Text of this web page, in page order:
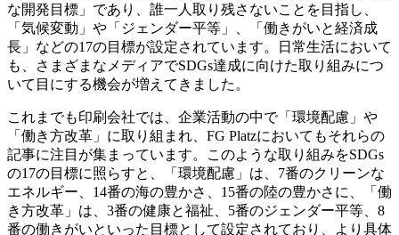
な開発目標」であり、誰一人取り残さないことを目指し、
「気候変動」や「ジェンダー平等」、「働きがいと経済成
長」などの17の目標が設定されています。日常生活において
も、さまざまなメディアでSDGs達成に向けた取り組みにつ
いて目にする機会が増えてきました。
これまでも印刷会社では、企業活動の中で「環境配慮」や
「働き方改革」に取り組まれ、FG Platzにおいてもそれらの
記事に注目が集まっています。このような取り組みをSDGs
の17の目標に照らすと、「環境配慮」は、7番のクリーンな
エネルギー、14番の海の豊かさ、15番の陸の豊かさに、「働
き方改革」は、3番の健康と福祉、5番のジェンダー平等、8
番の働きがいといった目標として設定されており、より具体